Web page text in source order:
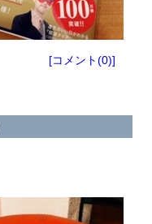
[コメント(0)]